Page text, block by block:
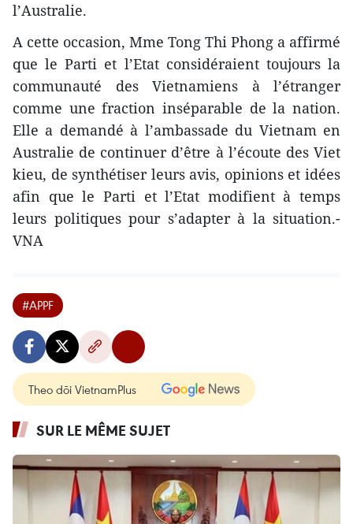
l’Australie.
A cette occasion, Mme Tong Thi Phong a affirmé
que le Parti et l’Etat considéraient toujours la
communauté des Vietnamiens à l’étranger
comme une fraction inséparable de la nation.
Elle a demandé à l’ambassade du Vietnam en
Australie de continuer d’être à l’écoute des Viet
kieu, de synthétiser leurs avis, opinions et idées
afin que le Parti et l’Etat modifient à temps
leurs politiques pour s’adapter à la situation.-
VNA
#APPF
Theo dõi VietnamPlus
SUR LE MÊME SUJET